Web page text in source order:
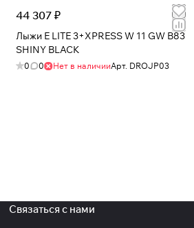
44 307 ₽
Лыжи E LITE 3+XPRESS W 11 GW B83
SHINY BLACK
0 0 Нет в наличииАрт. DROJP03
Связаться с нами